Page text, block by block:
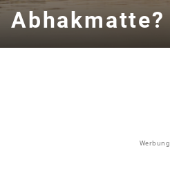
Abhakmatte?
Werbung